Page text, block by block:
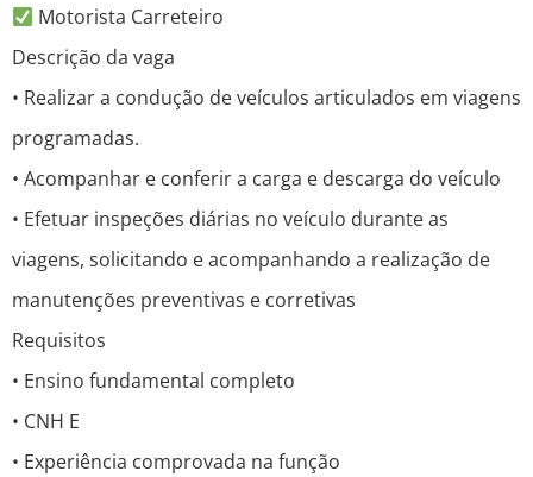
Motorista Carreteiro
Descrição da vaga
• Realizar a condução de veículos articulados em viagens
programadas.
• Acompanhar e conferir a carga e descarga do veículo
• Efetuar inspeções diárias no veículo durante as
viagens, solicitando e acompanhando a realização de
manutenções preventivas e corretivas
Requisitos
• Ensino fundamental completo
• CNH E
• Experiência comprovada na função